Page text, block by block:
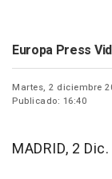
Europa Press
Martes, 2 diciembre
Publicado: 16:40
MADRID, 2